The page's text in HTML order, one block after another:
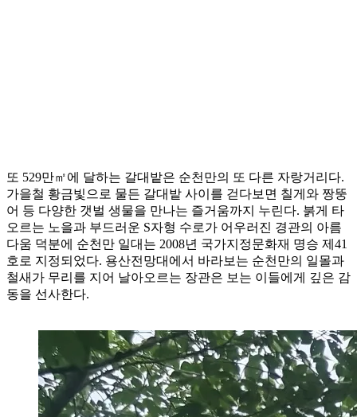
또 529만㎡에 달하는 갈대밭은 순천만의 또 다른 자랑거리다.
가을철 황금빛으로 물든 갈대밭 사이를 걷다보면 칠게와 짱뚱
어 등 다양한 갯벌 생물을 만나는 즐거움까지 누린다. 붉게 타
오르는 노을과 부드러운 S자형 수로가 어우러진 경관의 아름
다움 덕분에 순천만 일대는 2008년 국가지정문화재 명승 제41
호로 지정되었다. 용산전망대에서 바라보는 순천만의 일몰과
철새가 무리를 지어 날아오르는 장관은 보는 이들에게 깊은 감
동을 선사한다.